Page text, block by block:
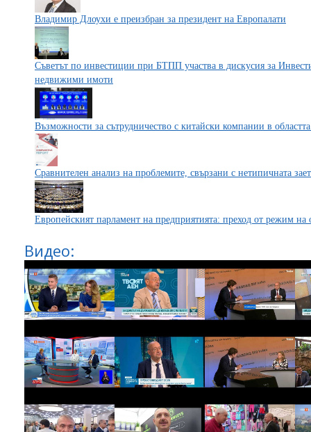
Владимир Длоухи е преизбран за президент на Европалати
Съветът по инвестиции при БТПП участва в дискусия за
недвижими имоти
Възможности за сътрудничество с китайски компании в
Сравнителен анализ на проблемите, свързани с нетипичната
Европейският парламент на предприятията: преход от режим на
Видео: